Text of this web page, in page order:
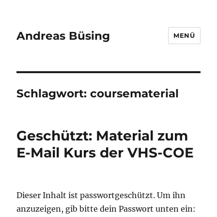
Andreas Büsing MENÜ
Schlagwort:coursematerial
Geschützt: Material zum
E-Mail Kurs der VHS-COE
Dieser Inhalt ist passwortgeschützt. Um ihn
anzuzeigen, gib bitte dein Passwort unten ein: